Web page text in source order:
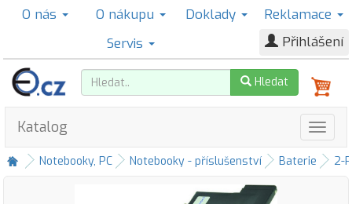
O nás O nákupu Doklady
Reklamace
Servis
Přihlášení
Hledat
Katalog
Notebooky, PC Notebooky - příslušenství Baterie 2-